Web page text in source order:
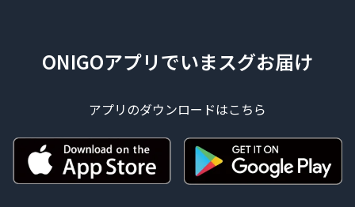
ONIGOアプリでいまスグお届け
アプリのダウンロードはこちら